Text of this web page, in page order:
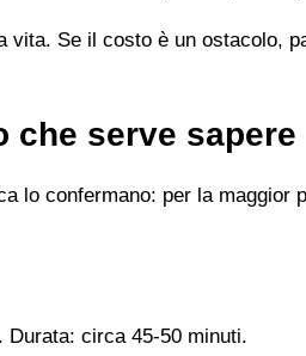
Se il costo è un ostacolo,
che serve sapere
lo confermano: per la maggior
circa 45-50 minuti.